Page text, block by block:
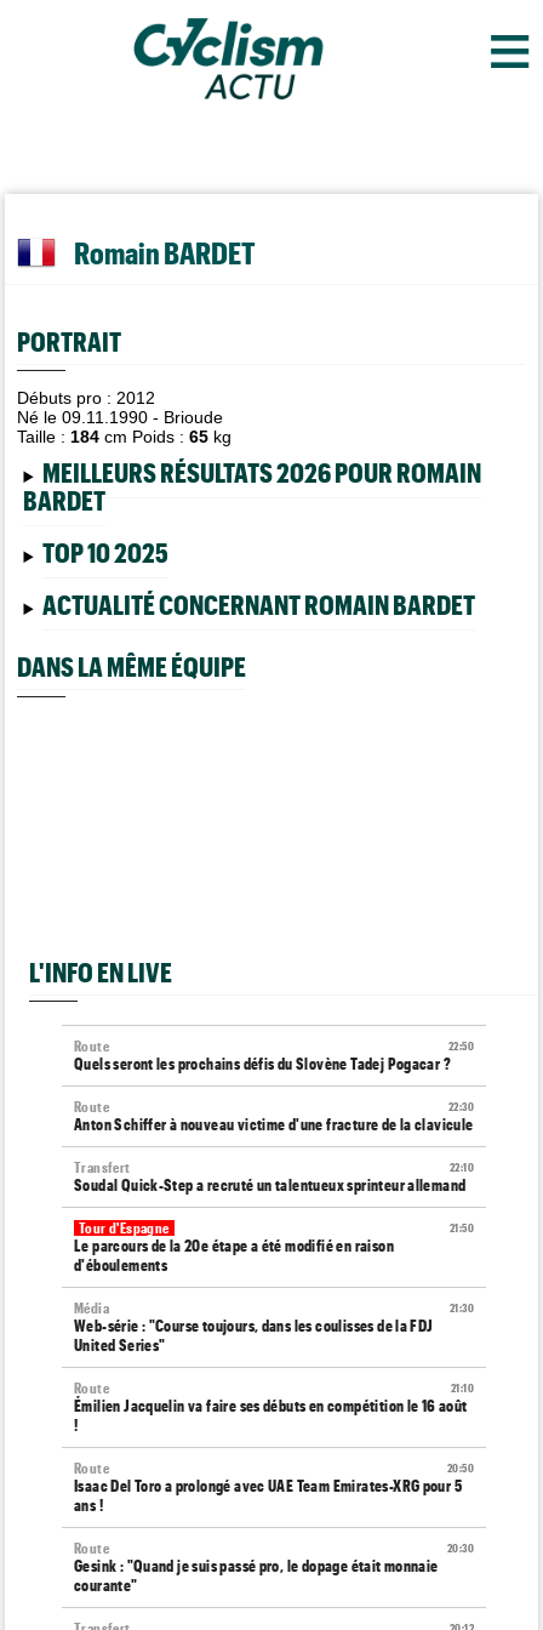
≡
Romain BARDET
PORTRAIT
Débuts pro : 2012
Né le 09.11.1990 - Brioude
Taille : 184 cm Poids :65 kg
MEILLEURS RÉSULTATS 2026 POUR ROMAIN
BARDET
TOP 10 2025
ACTUALITÉ CONCERNANT ROMAIN BARDET
DANS LA MÊME ÉQUIPE
L'INFO EN LIVE
22:50
Route
Quels seront les prochains défis du Slovène Tadej Pogacar ?
22:30
Route
Anton Schiffer à nouveau victime d'une fracture de la clavicule
22:10
Transfert
Soudal Quick-Step a recruté un talentueux sprinteur allemand
21:50
Tour d'Espagne
Le parcours de la 20e étape a été modifié en raison
d'éboulements
21:30
Média
Web-série : "Course toujours, dans les coulisses de la FDJ
United Series"
21:10
Route
Émilien Jacquelin va faire ses débuts en compétition le 16 août
!
20:50
Route
Isaac Del Toro a prolongé avec UAE Team Emirates-XRG pour 5
ans !
20:30
Route
Gesink : "Quand je suis passé pro, le dopage était monnaie
courante"